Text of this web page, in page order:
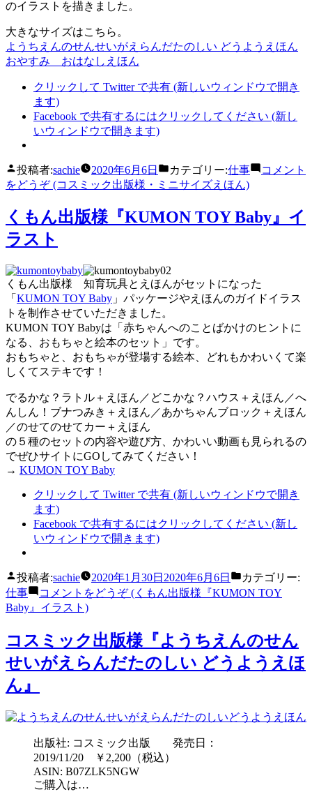
のイラストを描きました。
大きなサイズはこちら。
ようちえんのせんせいがえらんだたのしい どうようえほん
おやすみ おはなしえほん
クリックして Twitter で共有 (新しいウィンドウで開き
ます)
Facebook で共有するにはクリックしてください (新し
いウィンドウで開きます)
投稿者:sachie 2020年6月6日 カテゴリー:仕事
コメント
をどうぞ(コスミック出版様・ミニサイズえほん)
くもん出版様『KUMON TOY Baby』イ
ラスト
くもん出版様 知育玩具とえほんがセットになった
「 KUMON TOY Baby 」パッケージやえほんのガイドイラス
トを制作させていただきました。
KUMON TOY Babyは「赤ちゃんへのことばかけのヒントに
なる、おもちゃと絵本のセット」です。
おもちゃと、おもちゃが登場する絵本、どれもかわいくて楽
しくてステキです！
でるかな？ラトル＋えほん／どこかな？ハウス＋えほん／へ
んしん！ブナつみき＋えほん／あかちゃんブロック＋えほん
／のせてのせてカー＋えほん
の５種のセットの内容や遊び方、かわいい動画も見られるの
でぜひサイトにGOしてみてください！
→ KUMON TOY Baby
クリックして Twitter で共有 (新しいウィンドウで開き
ます)
Facebook で共有するにはクリックしてください (新し
いウィンドウで開きます)
投稿者:sachie 2020年1月30日 2020年6月6日
カテゴリー:
仕事
コメントをどうぞ(くもん出版様『KUMON TOY
Baby』イラスト)
コスミック出版様『ようちえんのせん
せいがえらんだたのしい どうようえほ
ん』
出版社: コスミック出版 発売日：
2019/11/20 ￥2,200（税込）
ASIN: B07ZLK5NGW
ご購入は…